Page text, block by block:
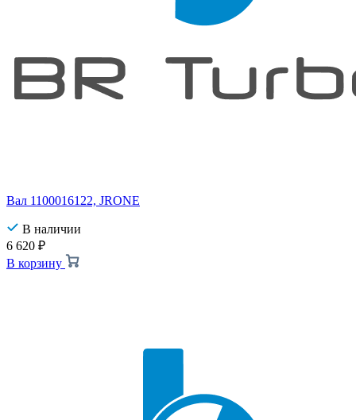
Вал 1100016122, JRONE
В наличии
6 620 ₽
В корзину